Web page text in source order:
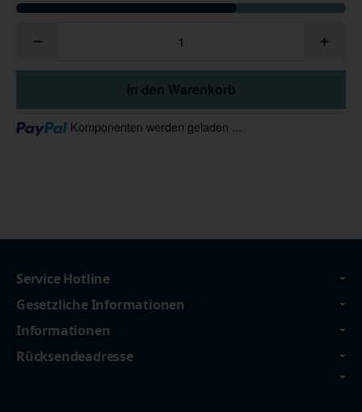
Loading... Komponenten werden geladen ...
Service Hotline
Gesetzliche Informationen
Informationen
Rücksendeadresse